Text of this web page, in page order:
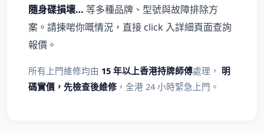
隨身碟損壞… 等多種品牌、型號與故障排除方
案。請揀啱你嘅情況，直接 click 入詳細頁面查詢
報價。
所有上門維修均由 15 年以上香港持牌師傅處理， 明
碼實價，先檢查後維修 ，全港 24 小時緊急上門。